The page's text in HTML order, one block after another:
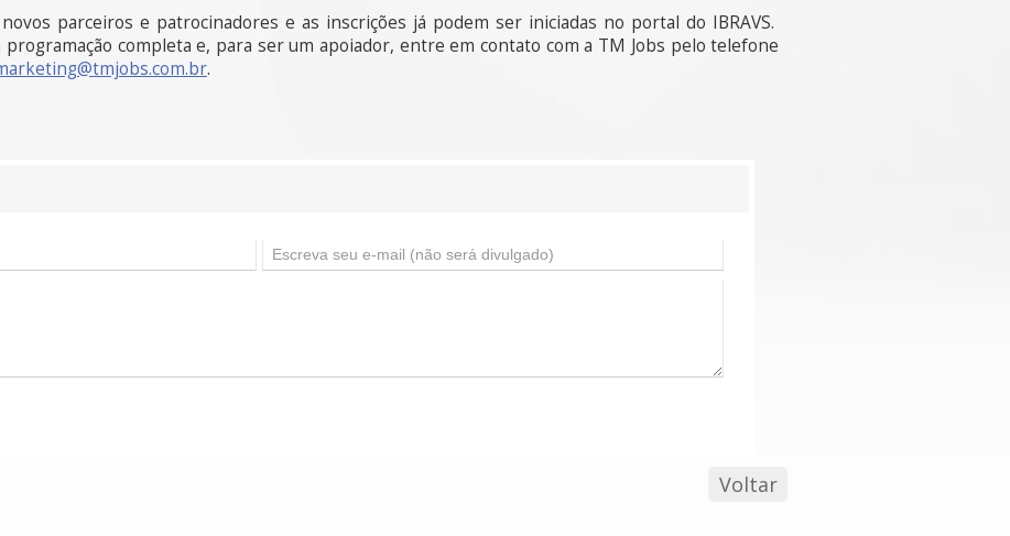
parceiros e patrocinadores e as inscrições já podem ser iniciadas no portal do IBRAVS.
programação completa e, para ser um apoiador, entre em contato com a TM Jobs pelo telefone
.
Voltar